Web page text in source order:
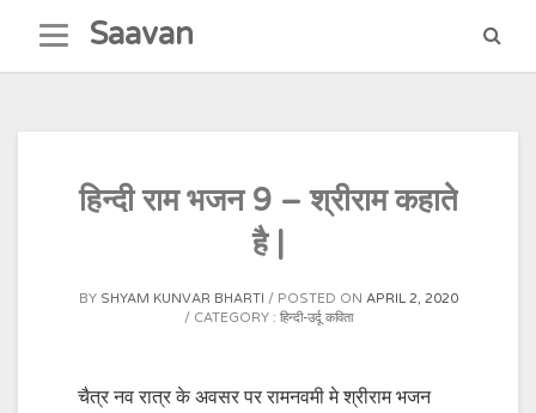
content
Saavan
हिन्दी राम भजन 9 – श्रीराम कहाते
है |
BY SHYAM KUNVAR BHARTI POSTED ON APRIL 2, 2020
CATEGORY : हिन्दी-उर्दू कविता
चैत्र नव रात्र के अवसर पर रामनवमी मे श्रीराम भजन